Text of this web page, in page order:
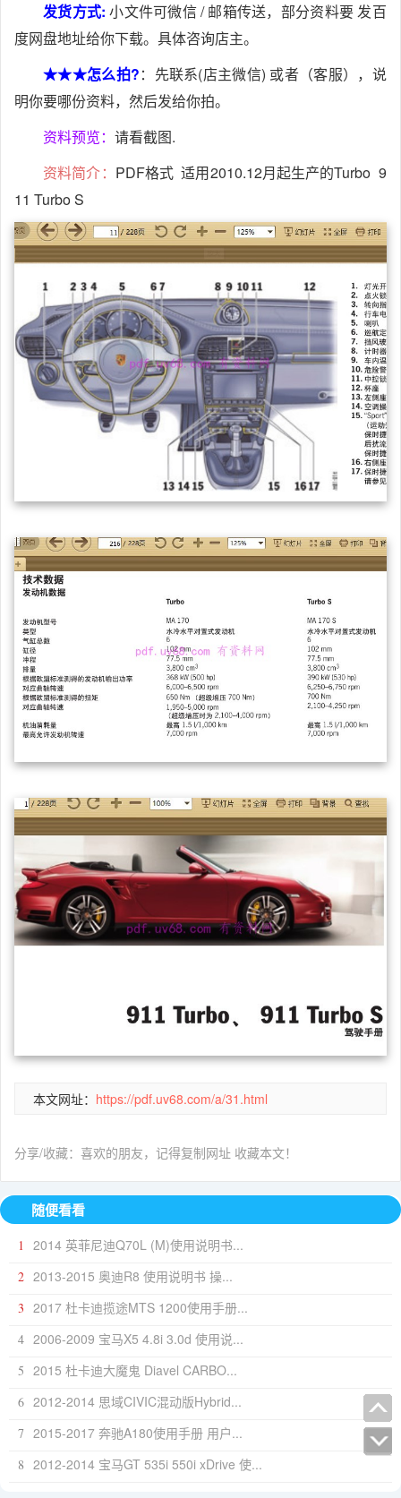
发货方式: 小文件可微信 / 邮箱传送，部分资料要 发百
度网盘地址给你下载。具体咨询店主。
★★★怎么拍?：先联系(店主微信) 或者（客服），说
明你要哪份资料，然后发给你拍。
资料预览： 请看截图.
资料简介： PDF格式 适用2010.12月起生产的Turbo 9
11 Turbo S
本文网址： https://pdf.uv68.com/a/31.html
分享/收藏：喜欢的朋友，记得复制网址 收藏本文！
随便看看
1 2014 英菲尼迪Q70L (M)使用说明书...
2 2013-2015 奥迪R8 使用说明书 操...
3 2017 杜卡迪揽途MTS 1200使用手册...
4 2006-2009 宝马X5 4.8i 3.0d 使用说...
5 2015 杜卡迪大魔鬼 Diavel CARBO...
6 2012-2014 思域CIVIC混动版Hybrid...
7 2015-2017 奔驰A180使用手册 用户...
8 2012-2014 宝马GT 535i 550i xDrive 使...